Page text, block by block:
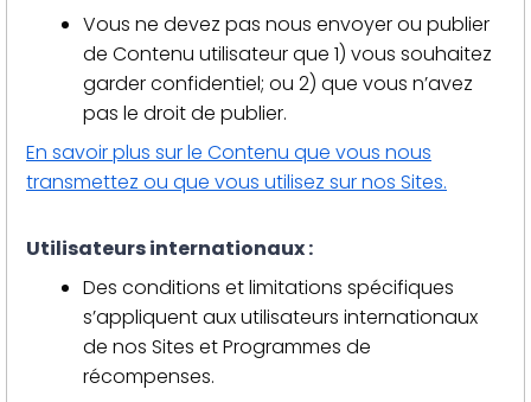
Vous ne devez pas nous envoyer ou publier
de Contenu utilisateur que 1) vous souhaitez
garder confidentiel; ou 2) que vous n’avez
pas le droit de publier.
En savoir plus sur le Contenu que vous nous
transmettez ou que vous utilisez sur nos Sites.
Utilisateurs internationaux :
Des conditions et limitations spécifiques
s’appliquent aux utilisateurs internationaux
de nos Sites et Programmes de
récompenses.